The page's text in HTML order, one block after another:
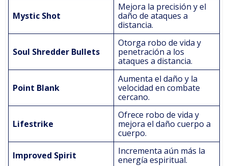
Mystic Shot
Mejora la precisión y el
daño de ataques a
distancia.
Soul Shredder Bullets
Otorga robo de vida y
penetración a los
ataques a distancia.
Point Blank
Aumenta el daño y la
velocidad en combate
cercano.
Lifestrike
Ofrece robo de vida y
mejora el daño cuerpo a
cuerpo.
Improved Spirit
Incrementa aún más la
energía espiritual.